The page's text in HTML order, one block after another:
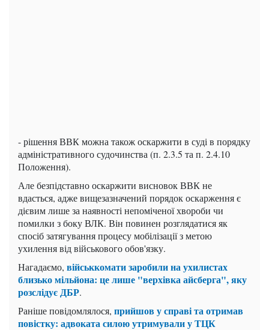
- рішення ВВК можна також оскаржити в суді в порядку
адміністративного судочинства (п. 2.3.5 та п. 2.4.10
Положення).
Але безпідставно оскаржити висновок ВВК не
вдасться, адже вищезазначений порядок оскарження є
дієвим лише за наявності непоміченої хвороби чи
помилки з боку ВЛК. Він повинен розглядатися як
спосіб затягування процесу мобілізації з метою
ухилення від військового обов'язку.
Нагадаємо, військкомати заробили на ухилистах
близько мільйона: це лише "верхівка айсберга", яку
розслідує ДБР.
Раніше повідомлялося, прийшов у справі та отримав
повістку: адвоката силою утримували у ТЦК